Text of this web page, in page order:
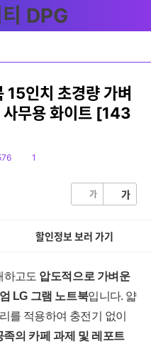
인치 초경량 가벼
사무용 화이트 [143
댓1
가 가
할인정보 보러 가기
하고도 압도적으로 가벼운
LG 그램 노트북입니다. 얇
를 적용하여 충전기 없이
의 카페 과제 및 레포트